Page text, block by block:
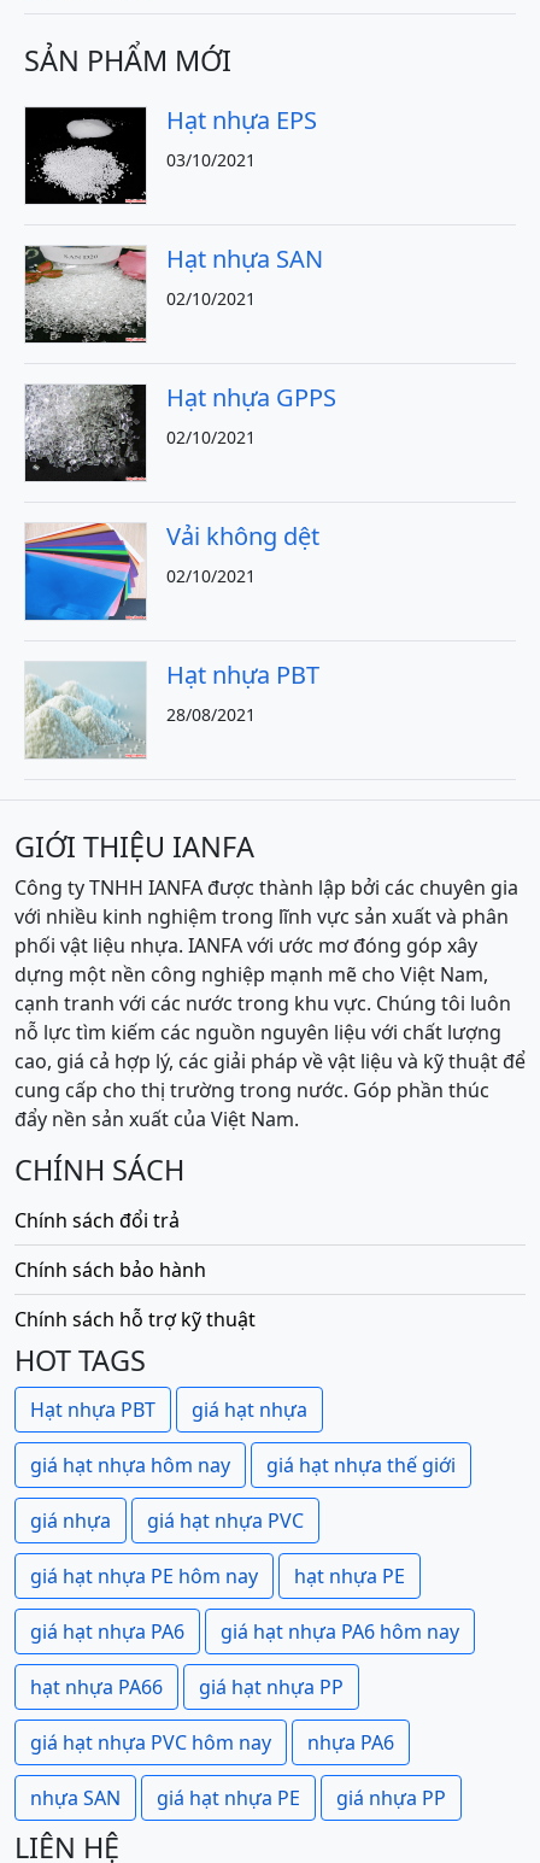
SẢN PHẨM MỚI
Hạt nhựa EPS
03/10/2021
Hạt nhựa SAN
02/10/2021
Hạt nhựa GPPS
02/10/2021
Vải không dệt
02/10/2021
Hạt nhựa PBT
28/08/2021
GIỚI THIỆU IANFA
Công ty TNHH IANFA được thành lập bởi các chuyên gia
với nhiều kinh nghiệm trong lĩnh vực sản xuất và phân
phối vật liệu nhựa. IANFA với ước mơ đóng góp xây
dựng một nền công nghiệp mạnh mẽ cho Việt Nam,
cạnh tranh với các nước trong khu vực. Chúng tôi luôn
nỗ lực tìm kiếm các nguồn nguyên liệu với chất lượng
cao, giá cả hợp lý, các giải pháp về vật liệu và kỹ thuật để
cung cấp cho thị trường trong nước. Góp phần thúc
đẩy nền sản xuất của Việt Nam.
CHÍNH SÁCH
Chính sách đổi trả
Chính sách bảo hành
Chính sách hỗ trợ kỹ thuật
HOT TAGS
Hạt nhựa PBT giá hạt nhựa
giá hạt nhựa hôm nay giá hạt nhựa thế giới
giá nhựa giá hạt nhựa PVC
giá hạt nhựa PE hôm nay hạt nhựa PE
giá hạt nhựa PA6 giá hạt nhựa PA6 hôm nay
hạt nhựa PA66 giá hạt nhựa PP
giá hạt nhựa PVC hôm nay nhựa PA6
nhựa SAN giá hạt nhựa PE giá nhựa PP
LIÊN HỆ